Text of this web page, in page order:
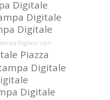
Digitale
Digitale
Digitale
Digitale Libri
Piazza
Digitale
Digitale